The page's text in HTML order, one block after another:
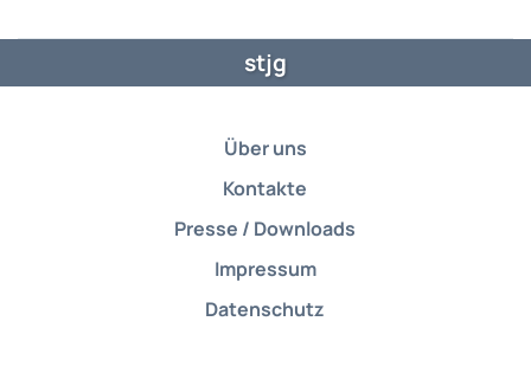
stjg
Über uns
Kontakte
Presse / Downloads
Impressum
Datenschutz